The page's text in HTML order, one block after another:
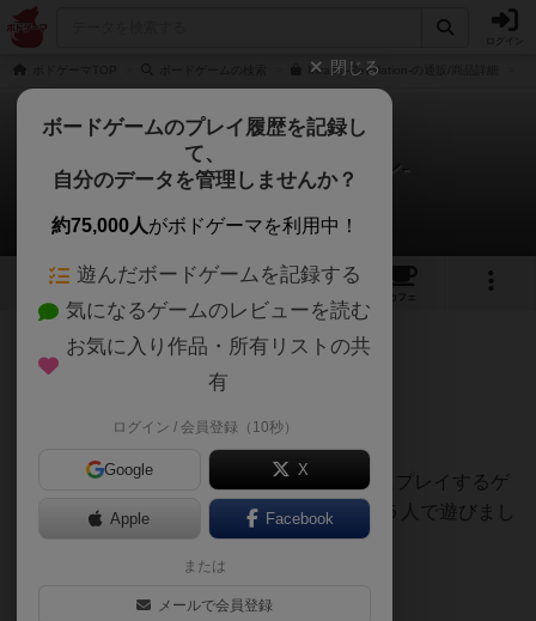
Miraris -Revelation-の通販/商品詳細
ミラリス -リベレイション-
おとんさんのレビュー
5 5
カフェ
273名 3名 0 約1年前
ボドゲ400種を所有し、軽〜中量級を中心にプレイするゲ
ーマーの感想です。ボードゲーム会にて、５人で遊びまし
た。2025年6月
閉じる
ボードゲームのプレイ履歴を記録し
て、
自分のデータを管理しませんか？
約75,000人がボドゲーマを利用中！
遊んだボードゲームを記録する
気になるゲームのレビューを読む
お気に入り作品・所有リストの共
有
ログイン / 会員登録（10秒）
Google X
Apple Facebook
または
メールで会員登録